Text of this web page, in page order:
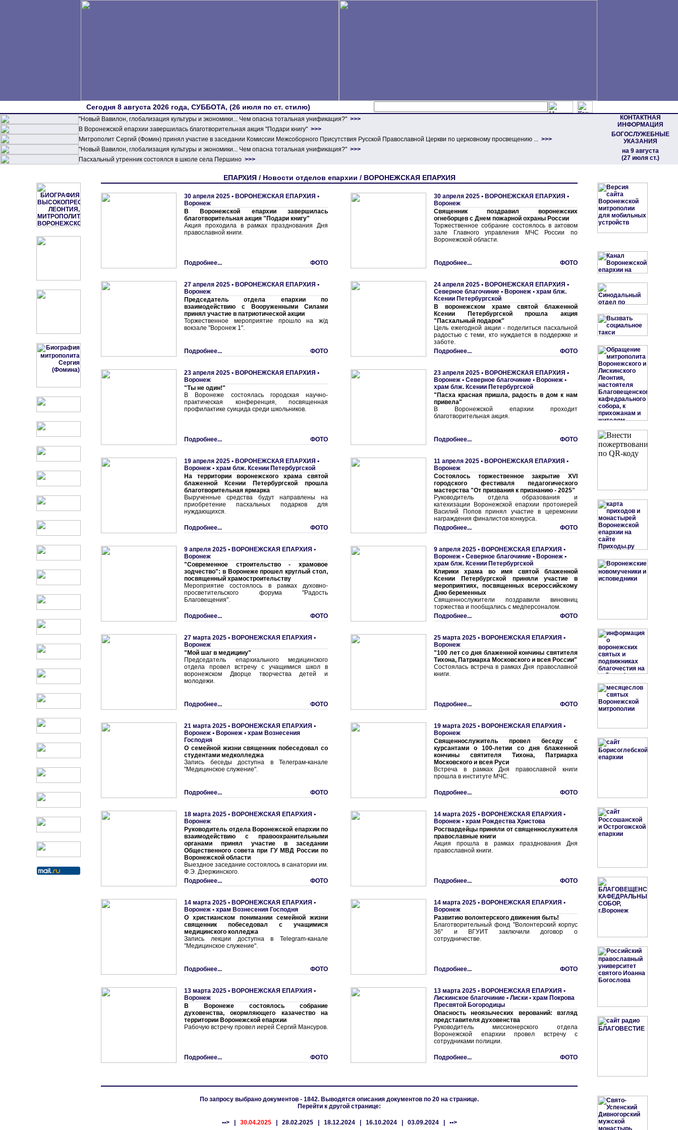
Сегодня 8 августа 2026 года, СУББОТА, (26 июля по ст. стилю)
"Новый Вавилон, глобализация культуры и экономики... Чем опасна тотальная унификация?" >>>
КОНТАКТНАЯ
ИНФОРМАЦИЯ
БОГОСЛУЖЕБНЫЕ
УКАЗАНИЯ
на 9 августа
(27 июля ст.)
В Воронежской епархии завершилась благотворительная акция "Подари книгу" >>>
Митрополит Сергий (Фомин) принял участие в заседании Комиссии Межсоборного Присутствия Русской Православной Церкви по церковному просвещению ... >>>
"Новый Вавилон, глобализация культуры и экономики... Чем опасна тотальная унификация?" >>>
Пасхальный утренник состоялся в школе села Першино >>>
ЕПАРХИЯ / Новости отделов епархии / ВОРОНЕЖСКАЯ ЕПАРХИЯ
30 апреля 2025 • ВОРОНЕЖСКАЯ ЕПАРХИЯ •
Воронеж
В Воронежской епархии завершилась
благотворительная акция "Подари книгу"
Акция проходила в рамках празднования Дня
православной книги.
Подробнее... ФОТО
27 апреля 2025 • ВОРОНЕЖСКАЯ ЕПАРХИЯ •
Воронеж
Председатель отдела епархии по
взаимодействию с Вооруженными Силами
принял участие в патриотической акции
Торжественное мероприятие прошло на ж/д
вокзале "Воронеж 1".
Подробнее... ФОТО
23 апреля 2025 • ВОРОНЕЖСКАЯ ЕПАРХИЯ •
Воронеж
"Ты не один!"
В Воронеже состоялась городская научно-
практическая конференция, посвященная
профилактике суицида среди школьников.
Подробнее... ФОТО
19 апреля 2025 • ВОРОНЕЖСКАЯ ЕПАРХИЯ •
Воронеж • храм блж. Ксении Петербургской
На территории воронежского храма святой
блаженной Ксении Петербургской прошла
благотворительная ярмарка
Вырученные средства будут направлены на
приобретение пасхальных подарков для
нуждающихся.
Подробнее... ФОТО
9 апреля 2025 • ВОРОНЕЖСКАЯ ЕПАРХИЯ •
Воронеж
"Современное строительство - храмовое
зодчество": в Воронеже прошел круглый стол,
посвященный храмостроительству
Мероприятие состоялось в рамках духовно-
просветительского форума "Радость
Благовещения".
Подробнее... ФОТО
27 марта 2025 • ВОРОНЕЖСКАЯ ЕПАРХИЯ •
Воронеж
"Мой шаг в медицину"
Председатель епархиального медицинского
отдела провел встречу с учащимися школ в
воронежском Дворце творчества детей и
молодежи.
Подробнее... ФОТО
21 марта 2025 • ВОРОНЕЖСКАЯ ЕПАРХИЯ •
Воронеж • Воронеж • храм Вознесения
Господня
О семейной жизни священник побеседовал со
студентами медколледжа
Запись беседы доступна в Телеграм-канале
"Медицинское служение".
Подробнее... ФОТО
18 марта 2025 • ВОРОНЕЖСКАЯ ЕПАРХИЯ •
Воронеж
Руководитель отдела Воронежской епархии по
взаимодействию с правоохранительными
органами принял участие в заседании
Общественного совета при ГУ МВД России по
Воронежской области
Выездное заседание состоялось в санатории им.
Ф.Э. Дзержинского.
Подробнее...
ФОТО
14 марта 2025 • ВОРОНЕЖСКАЯ ЕПАРХИЯ •
Воронеж • храм Вознесения Господня
О христианском понимании семейной жизни
священник побеседовал с учащимися
медицинского колледжа
Запись лекции доступна в Telegram-канале
"Медицинское служение".
Подробнее... ФОТО
13 марта 2025 • ВОРОНЕЖСКАЯ ЕПАРХИЯ •
Воронеж
В Воронеже состоялось собрание
духовенства, окормляющего казачество на
территории Воронежской епархии
Рабочую встречу провел иерей Сергий Мансуров.
Подробнее... ФОТО
30 апреля 2025 • ВОРОНЕЖСКАЯ ЕПАРХИЯ •
Воронеж
Священник поздравил воронежских
огнеборцев с Днем пожарной охраны России
Торжественное собрание состоялось в актовом
зале Главного управления МЧС России по
Воронежской области.
Подробнее... ФОТО
24 апреля 2025 • ВОРОНЕЖСКАЯ ЕПАРХИЯ •
Северное благочиние • Воронеж • храм блж.
Ксении Петербургской
В воронежском храме святой блаженной
Ксении Петербургской прошла акция
"Пасхальный подарок"
Цель ежегодной акции - поделиться пасхальной
радостью с теми, кто нуждается в поддержке и
заботе.
Подробнее...
ФОТО
23 апреля 2025 • ВОРОНЕЖСКАЯ ЕПАРХИЯ •
Воронеж • Северное благочиние • Воронеж •
храм блж. Ксении Петербургской
"Пасха красная пришла, радость в дом к нам
привела"
В Воронежской епархии проходит
благотворительная акция.
Подробнее... ФОТО
11 апреля 2025 • ВОРОНЕЖСКАЯ ЕПАРХИЯ •
Воронеж
Состоялось торжественное закрытие XVI
городского фестиваля педагогического
мастерства "От призвания к признанию - 2025"
Руководитель отдела образования и
катехизации Воронежской епархии протоиерей
Василий Попов принял участие в церемонии
награждения финалистов конкурса.
Подробнее...
ФОТО
9 апреля 2025 • ВОРОНЕЖСКАЯ ЕПАРХИЯ •
Воронеж • Северное благочиние • Воронеж •
храм блж. Ксении Петербургской
Клирики храма во имя святой блаженной
Ксении Петербургской приняли участие в
мероприятиях, посвященных всероссийскому
Дню беременных
Священнослужители поздравили виновниц
торжества и пообщались с медперсоналом.
Подробнее...
ФОТО
25 марта 2025 • ВОРОНЕЖСКАЯ ЕПАРХИЯ •
Воронеж
"100 лет со дня блаженной кончины святителя
Тихона, Патриарха Московского и всея России"
Состоялась встреча в рамках Дня православной
книги.
Подробнее... ФОТО
19 марта 2025 • ВОРОНЕЖСКАЯ ЕПАРХИЯ •
Воронеж
Священнослужитель провел беседу с
курсантами о 100-летии со дня блаженной
кончины святителя Тихона, Патриарха
Московского и всея Руси
Встреча в рамках Дня православной книги
прошла в институте МЧС.
Подробнее... ФОТО
14 марта 2025 • ВОРОНЕЖСКАЯ ЕПАРХИЯ •
Воронеж • храм Рождества Христова
Росгвардейцы приняли от священнослужителя
православные книги
Акция прошла в рамках празднования Дня
православной книги.
Подробнее... ФОТО
14 марта 2025 • ВОРОНЕЖСКАЯ ЕПАРХИЯ •
Воронеж
Развитию волонтерского движения быть!
Благотворительный фонд "Волонтерский корпус
36" и ВГУИТ заключили договор о
сотрудничестве.
Подробнее... ФОТО
13 марта 2025 • ВОРОНЕЖСКАЯ ЕПАРХИЯ •
Лискинское благочиние • Лиски • храм Покрова
Пресвятой Богородицы
Опасность неоязыческих верований: взгляд
представителя духовенства
Руководитель миссионерского отдела
Воронежской епархии провел встречу с
сотрудниками полиции.
Подробнее... ФОТО
По запросу выбрано документов - 1842. Выводятся описания документов по 20 на странице.
Перейти к другой странице:
••> 30.04.2025 28.02.2025 18.12.2024 16.10.2024 03.09.2024 ••>